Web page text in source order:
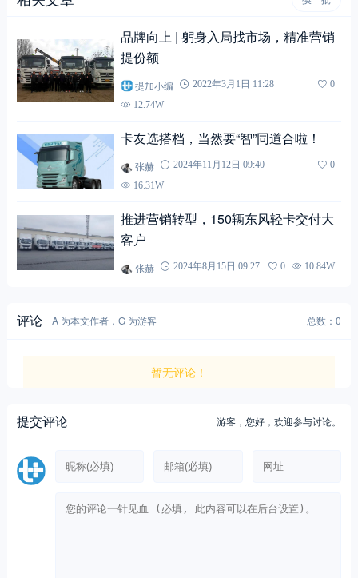
品牌向上 | 躬身入局找市场，精准营销
提份额
提加小编 2022年3月1日 11:28
0
12.74W
卡友选搭档，当然要“智”同道合啦！
张赫 2024年11月12日 09:40
0
16.31W
推进营销转型，150辆东风轻卡交付大
客户
张赫 2024年8月15日 09:27 0 10.84W
评论 A 为本文作者，G 为游客 总数：0
暂无评论！
提交评论 游客，您好，欢迎参与讨论。